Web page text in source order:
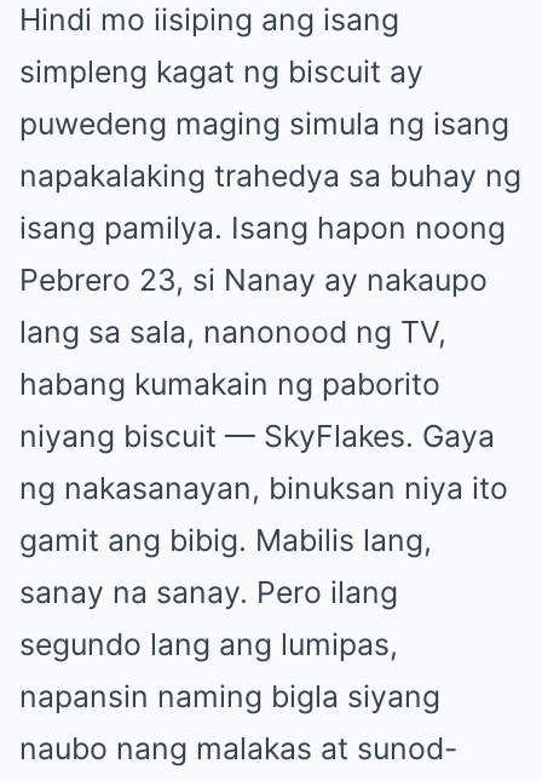
Hindi mo iisiping ang isang
simpleng kagat ng biscuit ay
puwedeng maging simula ng isang
napakalaking trahedya sa buhay ng
isang pamilya. Isang hapon noong
Pebrero 23, si Nanay ay nakaupo
lang sa sala, nanonood ng TV,
habang kumakain ng paborito
niyang biscuit — SkyFlakes. Gaya
ng nakasanayan, binuksan niya ito
gamit ang bibig. Mabilis lang,
sanay na sanay. Pero ilang
segundo lang ang lumipas,
napansin naming bigla siyang
naubo nang malakas at sunod-